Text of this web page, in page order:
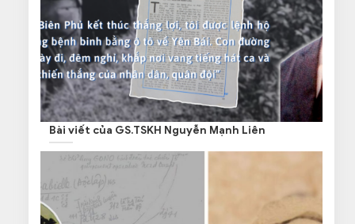
Bài viết của GS.TSKH Nguyễn Mạnh Liên